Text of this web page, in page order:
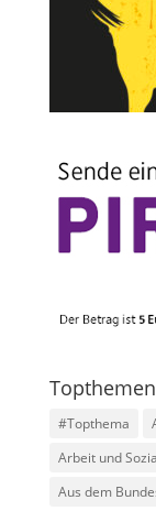
Topthemen
#Topthema
Arbeit und
Aus dem